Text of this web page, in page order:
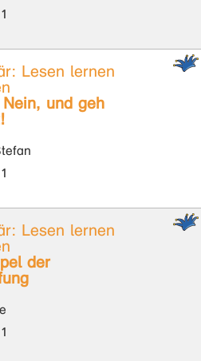
Lesen lernen
und geh
Lesen lernen
der